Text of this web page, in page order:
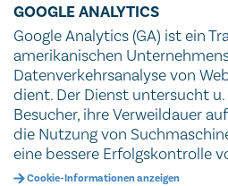
GOOGLE ANALYTICS
Google Analytics (GA) ist ein
amerikanischen
Datenverkehrsanalyse von
dient. Der Dienst untersucht
Besucher, ihre Verweildauer
die Nutzung von
eine bessere Erfolgskontrolle
Cookie-Informationen anzeigen